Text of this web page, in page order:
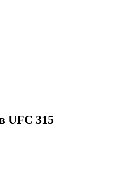
UFC 315